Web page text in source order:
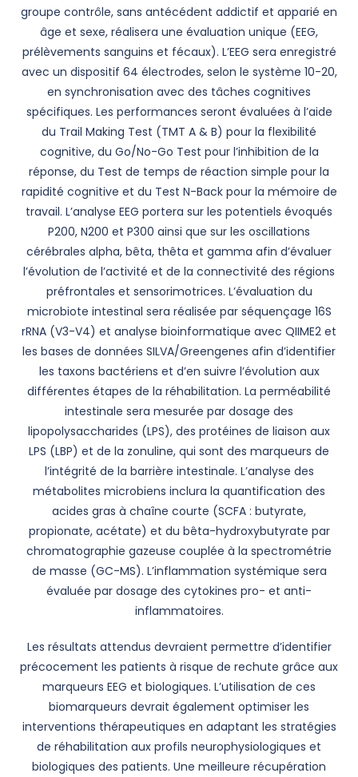
groupe contrôle, sans antécédent addictif et apparié en
âge et sexe, réalisera une évaluation unique (EEG,
prélèvements sanguins et fécaux). L’EEG sera enregistré
avec un dispositif 64 électrodes, selon le système 10-20,
en synchronisation avec des tâches cognitives
spécifiques. Les performances seront évaluées à l’aide
du Trail Making Test (TMT A & B) pour la flexibilité
cognitive, du Go/No-Go Test pour l’inhibition de la
réponse, du Test de temps de réaction simple pour la
rapidité cognitive et du Test N-Back pour la mémoire de
travail. L’analyse EEG portera sur les potentiels évoqués
P200, N200 et P300 ainsi que sur les oscillations
cérébrales alpha, bêta, thêta et gamma afin d’évaluer
l’évolution de l’activité et de la connectivité des régions
préfrontales et sensorimotrices. L’évaluation du
microbiote intestinal sera réalisée par séquençage 16S
rRNA (V3-V4) et analyse bioinformatique avec QIIME2 et
les bases de données SILVA/Greengenes afin d’identifier
les taxons bactériens et d’en suivre l’évolution aux
différentes étapes de la réhabilitation. La perméabilité
intestinale sera mesurée par dosage des
lipopolysaccharides (LPS), des protéines de liaison aux
LPS (LBP) et de la zonuline, qui sont des marqueurs de
l’intégrité de la barrière intestinale. L’analyse des
métabolites microbiens inclura la quantification des
acides gras à chaîne courte (SCFA : butyrate,
propionate, acétate) et du bêta-hydroxybutyrate par
chromatographie gazeuse couplée à la spectrométrie
de masse (GC-MS). L’inflammation systémique sera
évaluée par dosage des cytokines pro- et anti-
inflammatoires.
Les résultats attendus devraient permettre d’identifier
précocement les patients à risque de rechute grâce aux
marqueurs EEG et biologiques. L’utilisation de ces
biomarqueurs devrait également optimiser les
interventions thérapeutiques en adaptant les stratégies
de réhabilitation aux profils neurophysiologiques et
biologiques des patients. Une meilleure récupération